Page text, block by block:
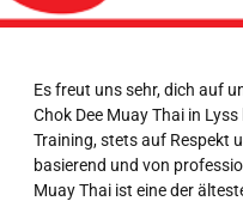
Es freut uns sehr, dich auf
Chok Dee Muay Thai in
Training, stets auf Respekt
basierend und von
Muay Thai ist eine der